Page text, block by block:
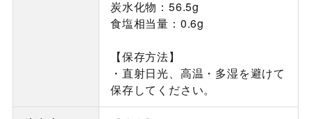
炭水化物：56.5g
食塩相当量：0.6g
【保存方法】
・直射日光、高温・多湿を避けて
保存してください。